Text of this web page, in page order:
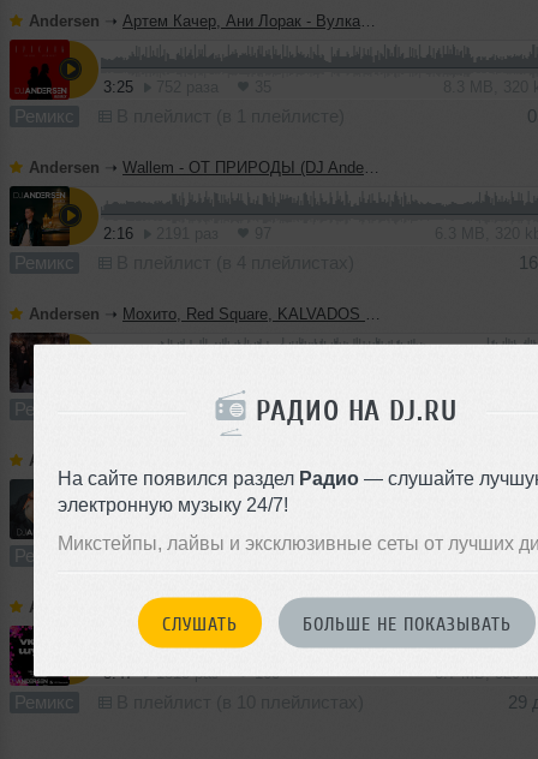
РАДИО НА DJ.RU
На сайте появился раздел Радио — слушайте
электронную музыку 24/7!
Микстейпы, лайвы и эксклюзивные сеты от лучших
СЛУШАТЬ БОЛЬШЕ НЕ ПОКАЗЫВАТЬ
Andersen ➝ Артем Качер, Ани Лорак - Вулканы (DJ Andersen Remix)
3:25
Ремикс
Andersen ➝ Wallem - ОТ ПРИРОДЫ (DJ Andersen Remix)
2:16
Ремикс
Andersen ➝ Мохито, Red Square, KALVADOS - Долгая зима (DJ Andersen Remix)
Ремикс В плейлист (в 1 плейлисте)
Andersen
Ремикс В плейлист (в 3 плейлистах) 29
Andersen Михаил Шуфутинский feat Artik & Asti - Зима холода (DJ Andersen Remix)
3:47 1818 раз 168 8.7 MB, 320
Ремикс 29